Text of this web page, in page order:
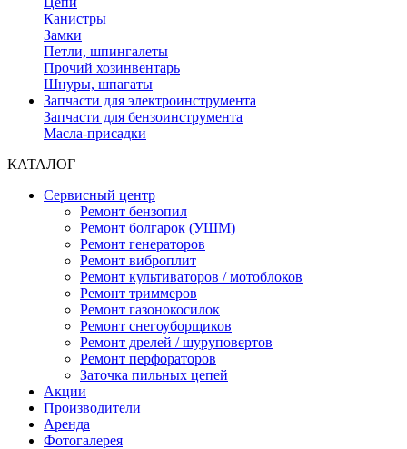
Канистры
Замки
Петли, шпингалеты
Прочий хозинвентарь
Шнуры, шпагаты
Запчасти для электроинструмента
Запчасти для бензоинструмента
Масла-присадки
КАТАЛОГ
Сервисный центр
Ремонт бензопил
Ремонт болгарок (УШМ)
Ремонт генераторов
Ремонт виброплит
Ремонт культиваторов / мотоблоков
Ремонт триммеров
Ремонт газонокосилок
Ремонт снегоуборщиков
Ремонт дрелей / шуруповертов
Ремонт перфораторов
Заточка пильных цепей
Акции
Производители
Аренда
Фотогалерея